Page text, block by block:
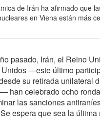
de Irán ha afirmado que
en Viena están más
pasado, Irán, el Reino
—este último
su retirada unilateral
han celebrado ocho
las sanciones
espera que sea la última